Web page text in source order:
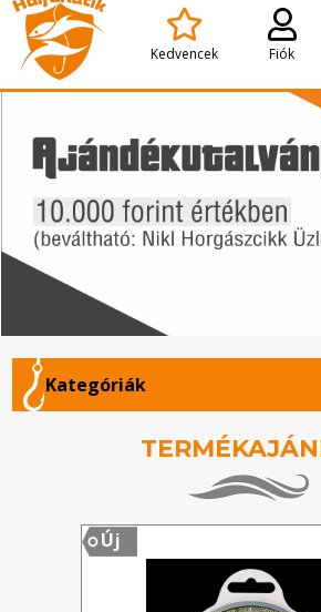
Kedvencek Fiók
Kategóriák
Új